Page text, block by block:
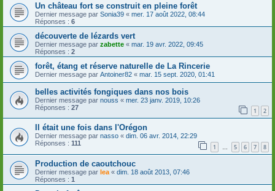
Un château fort se construit en pleine forêt
Dernier message par Sonia39 « mer. 17 août 2022, 08:44
Réponses : 6
découverte de lézards vert
Dernier message par zabette « mar. 19 avr. 2022, 09:45
Réponses : 2
forêt, étang et réserve naturelle de La Rincerie
Dernier message par Antoiner82 « mar. 15 sept. 2020, 01:41
belles activités fongiques dans nos bois
Dernier message par nouss « mer. 23 janv. 2019, 10:26
Réponses : 27 1 2
Il était une fois dans l'Orégon
Dernier message par nasso « dim. 06 avr. 2014, 22:29
Réponses : 111 1 … 5 6 7 8
Production de caoutchouc
Dernier message par lea « dim. 18 août 2013, 07:46
Réponses : 1